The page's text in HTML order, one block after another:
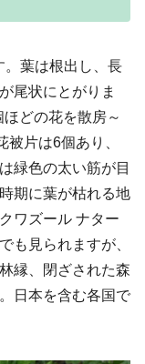
。葉は根出し、長
尾状にとがりま
どの花を散房～
片は6個あり、
緑色の太い筋が目
期に葉が枯れる地
ワズール ナター
も見られますが、
縁、閉ざされた森
日本を含む各国で